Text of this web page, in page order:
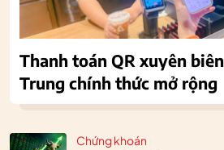
Chứng khoán
Thanh toán QR xuyên
Trung chính thức mở rộng